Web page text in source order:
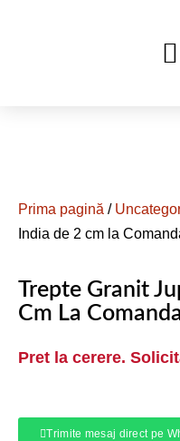
Prima pagină /
India de 2 cm la
Trepte Granit
Cm La Comanda
Pret la cerere.
Trimite mesaj direct pe